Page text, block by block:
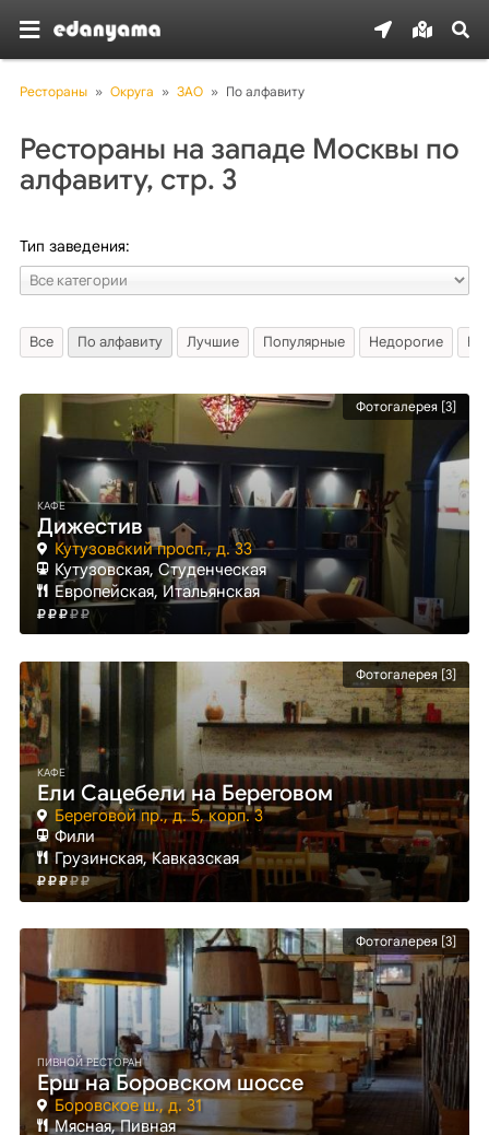
Рестораны » Округа » ЗАО » По алфавиту
Рестораны на западе Москвы по
алфавиту, стр. 3
Тип заведения:
Все Лучшие Популярные Недорогие
По алфавиту
Фотогалерея [3]
КАФЕ
Дижестив
Кутузовский просп., д. 33
Кутузовская, Студенческая
Европейская, Итальянская
Фотогалерея [3]
КАФЕ
Ели Сацебели на Береговом
Береговой пр., д. 5, корп. 3
Фили
Грузинская, Кавказская
Фотогалерея [3]
ПИВНОЙ РЕСТОРАН
Ерш на Боровском шоссе
Боровское ш., д. 31
Мясная, Пивная